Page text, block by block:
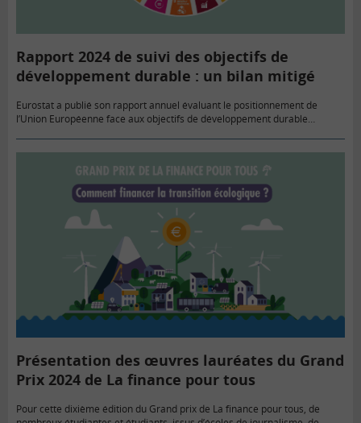
Rapport 2024 de suivi des objectifs de
développement durable : un bilan mitigé
Eurostat a publié son rapport annuel évaluant le positionnement de
l’Union Européenne face aux objectifs de développement durable
Présentation des œuvres lauréates du Grand
Prix 2024 de La finance pour tous
Pour cette dixième édition du Grand prix de La finance pour tous, de